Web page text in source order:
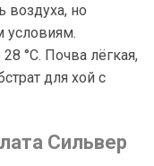
но
условиям.
°C. Почва лёгкая,
для хой с
Сильвер